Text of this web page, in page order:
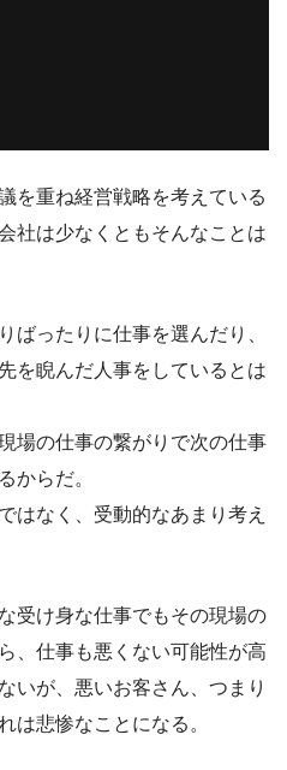
を重ね経営戦略を考えている
社は少なくともそんなことは
ばったりに仕事を選んだり、
を睨んだ人事をしているとは
場の仕事の繋がりで次の仕事
からだ。
はなく、受動的なあまり考え
受け身な仕事でもその現場の
、仕事も悪くない可能性が高
いが、悪いお客さん、つまり
は悲惨なことになる。